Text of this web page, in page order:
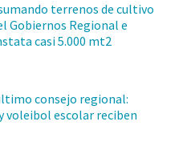
terrenos de cultivo
Gobiernos Regional e
casi 5.000 mt2
consejo regional:
voleibol escolar reciben